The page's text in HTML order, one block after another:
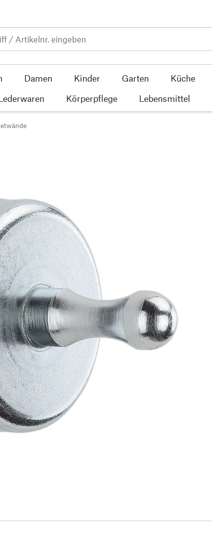
Damen Kinder Garten Küche
Körperpflege Lebensmittel